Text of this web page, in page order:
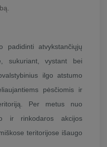
padidinti atvykstančiųjų
sukuriant, vystant bei
ilgo atstumo
pėsčiomis ir
Per metus nuo
ir rinkodaros akcijos
teritorijose išaugo